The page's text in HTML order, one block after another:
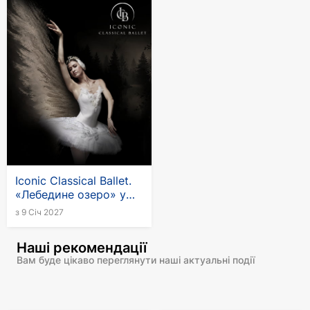
Iconic Classical Ballet.
«Лебедине озеро» у
Німеччині
з 9 Січ 2027
Наші рекомендації
Вам буде цікаво переглянути наші актуальні події